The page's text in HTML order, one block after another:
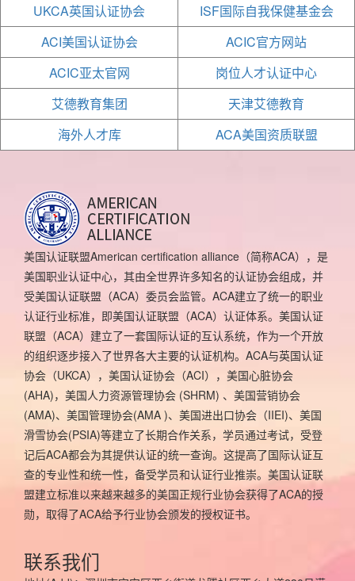
UKCA英国认证协会
ISF国际自我保健基金会
ACI美国认证协会
ACIC官方网站
ACIC亚太官网
岗位人才认证中心
艾德教育集团
天津艾德教育
海外人才库
ACA美国资质联盟
美国认证联盟American certification alliance（简称ACA），是
美国职业认证中心，其由全世界许多知名的认证协会组成，并
受美国认证联盟（ACA）委员会监管。ACA建立了统一的职业
认证行业标准，即美国认证联盟（ACA）认证体系。美国认证
联盟（ACA）建立了一套国际认证的互认系统，作为一个开放
的组织逐步接入了世界各大主要的认证机构。ACA与英国认证
协会（UKCA），美国认证协会（ACI），美国心脏协会
(AHA)，美国人力资源管理协会 (SHRM) 、美国营销协会
(AMA)、美国管理协会(AMA )、美国进出口协会（IIEI)、美国
滑雪协会(PSIA)等建立了长期合作关系，学员通过考试，受登
记后ACA都会为其提供认证的统一查询。这提高了国际认证互
查的专业性和统一性，备受学员和认证行业推崇。美国认证联
盟建立标准以来越来越多的美国正规行业协会获得了ACA的授
勋，取得了ACA给予行业协会颁发的授权证书。
联系我们